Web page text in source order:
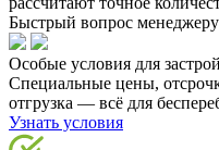
Быстрый вопрос менеджеру
Особые условия для
Специальные цены,
отгрузка — всё для
Узнать условия